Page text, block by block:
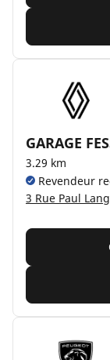
GARAGE
3.29 km
Revendeur
3 Rue Paul